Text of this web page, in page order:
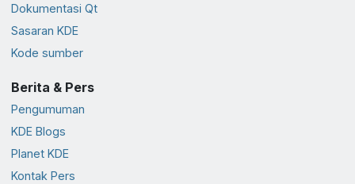
Dokumentasi Qt
Sasaran KDE
Kode sumber
Berita & Pers
Pengumuman
KDE Blogs
Planet KDE
Kontak Pers